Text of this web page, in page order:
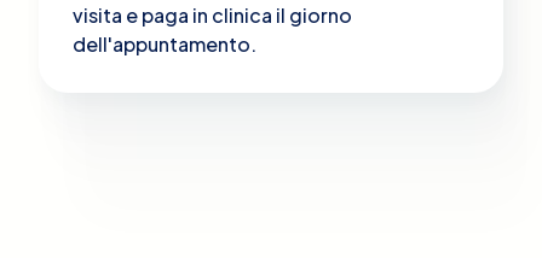
visita e paga in clinica il giorno
dell'appuntamento.